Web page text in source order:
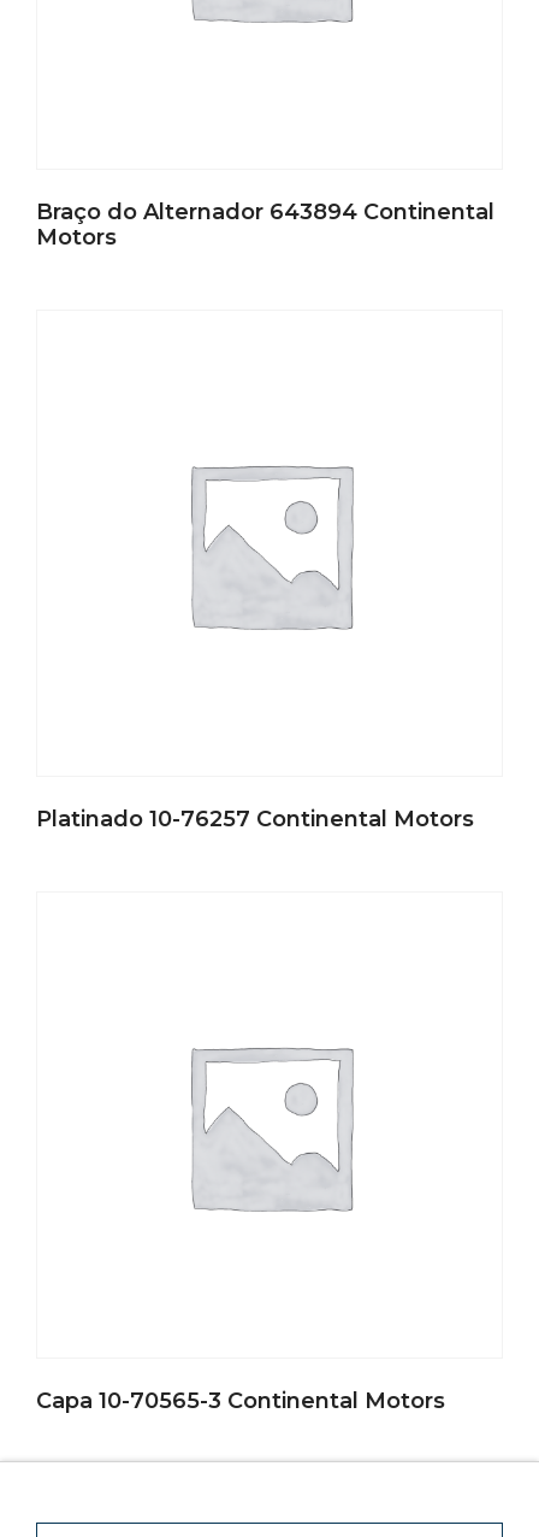
Braço do Alternador 643894 Continental
Motors
Platinado 10-76257 Continental Motors
Capa 10-70565-3 Continental Motors